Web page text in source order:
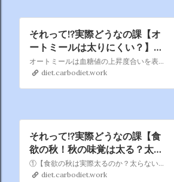
それって!?実際どうなの課【オ
ートミールは太りにくい？】📺
3/29 (水) 23:59 ～ 0:54
オートミールは血糖値の上昇度合いを表した、 ＧＩ値が白米と比べて低く、白米よりも太らないと言われている！ 双子女優「ＭＩＯＹＡＥ」が３日間同じ生活をし、 白米を食べる／オートミールを食べるでその差を徹底検証！ 白米とオートミールではどれほど体重差が出るのか？
diet.carbodiet.work
それって!?実際どうなの課【食
欲の秋！秋の味覚は太る？太ら
ない？】📺10月5日(水) 23時
59分〜放送
①【食欲の秋は実際太るのか？太らないのか？】 秋は美味しい食べものがたくさん！ 夏バテから回復し、食欲も増すためついつい食べ過ぎて太ってしまう方も多いはず…。時期の問題か食材の問題なのか！？ 人類の疑問を解決すべく、チャンが３日間食欲の秋を堪能して検証。
diet.carbodiet.work